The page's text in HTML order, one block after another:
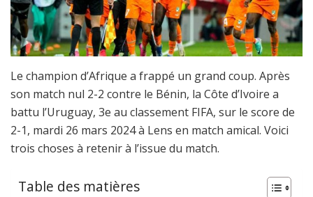
Le champion d’Afrique a frappé un grand coup. Après
son match nul 2-2 contre le Bénin, la Côte d’Ivoire a
battu l’Uruguay, 3e au classement FIFA, sur le score de
2-1, mardi 26 mars 2024 à Lens en match amical. Voici
trois choses à retenir à l’issue du match.
Table des matières